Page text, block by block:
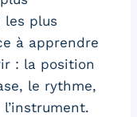
les plus
à apprendre
: la position
le rythme,